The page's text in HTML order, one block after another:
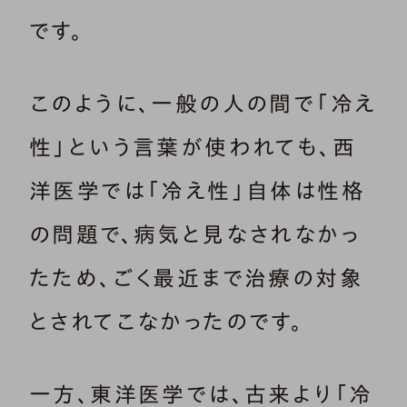
です。
このように、一般の人の間で「冷え
性」という言葉が使われても、西
洋医学では「冷え性」自体は性格
の問題で、病気と見なされなかっ
たため、ごく最近まで治療の対象
とされてこなかったのです。
一方、東洋医学では、古来より「冷